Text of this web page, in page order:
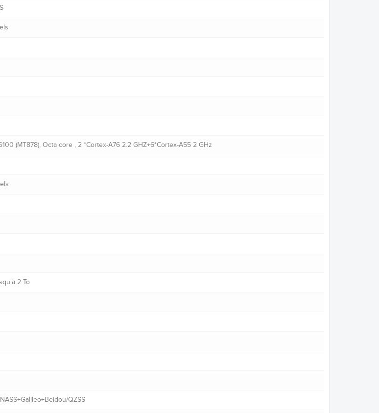
(MT878), Octa core , 2 *Cortex-A76 2.2 GHZ+6*Cortex-A55 2 GHz
2 To
QZSS